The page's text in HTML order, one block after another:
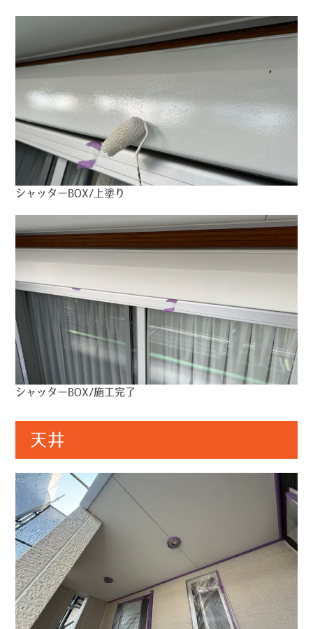
シャッターBOX/上塗り
シャッターBOX/施工完了
天井